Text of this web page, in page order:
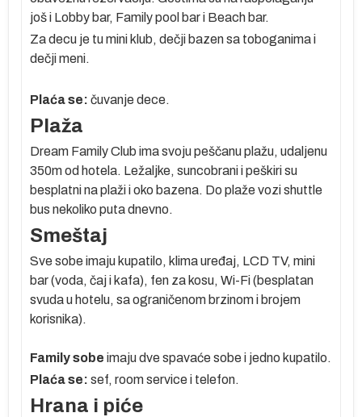
još i Lobby bar, Family pool bar i Beach bar.
Za decu je tu mini klub, dečji bazen sa toboganima i
dečji meni.
Plaća se: čuvanje dece.
Plaža
Dream Family Club ima svoju peščanu plažu, udaljenu
350m od hotela. Ležaljke, suncobrani i peškiri su
besplatni na plaži i oko bazena. Do plaže vozi shuttle
bus nekoliko puta dnevno.
Smeštaj
Sve sobe imaju kupatilo, klima uređaj, LCD TV, mini
bar (voda, čaj i kafa), fen za kosu, Wi-Fi (besplatan
svuda u hotelu, sa ograničenom brzinom i brojem
korisnika).
Family sobe imaju dve spavaće sobe i jedno kupatilo.
Plaća se: sef, room service i telefon.
Hrana i piće